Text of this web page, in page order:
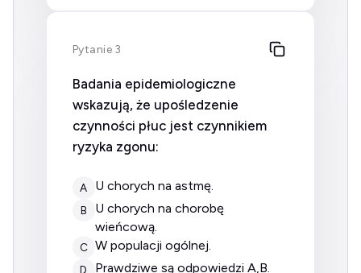
Pytanie 3
Badania epidemiologiczne
wskazują, że upośledzenie
czynności płuc jest czynnikiem
ryzyka zgonu:
A u chorych na astmę.
B
u chorych na chorobę
wieńcową.
C w populacji ogólnej.
D prawdziwe są odpowiedzi A,B.